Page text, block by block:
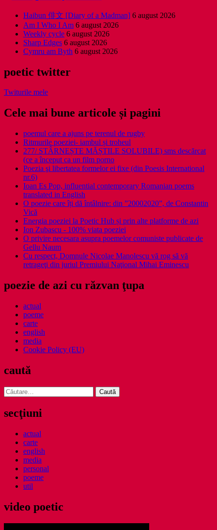
Haibun 俳文 [Diary of a Madman] 6 august 2026
Am I Who I Am 6 august 2026
Weekly cycle 6 august 2026
Sharp Edges 6 august 2026
Cymru am Byth 6 august 2026
poetic twitter
Twiturile mele
Cele mai bune articole și pagini
poemul care a ajuns pe terenul de rugby
Ritmurile poeziei- iambul și troheul
277/ STÂRNEȘTE MĂȘTILE SOLUBILE) sms descărcat
(ce a început ca un film porno
Poezia şi libertatea formelor ei fixe (din Poesis International
nr.6)
Ioan Es Pop, influential contemporary Romanian poems
translated in English
O poezie care îți dă întâlnire: din ”20002020”, de Constantin
Vică
Energia poeziei la Poetic Hub și prin alte platforme de azi
Ion Zubascu - 100% viata poeziei
O privire necesara asupra poemelor comuniste publicate de
Gellu Naum
Cu respect, Domnule Nicolae Manolescu vă rog să vă
retrageţi din juriul Premiului Naţional Mihai Eminescu
poezie de azi cu răzvan ţupa
actual
poeme
carte
english
media
Cookie Policy (EU)
caută
Caută
după:
secţiuni
actual
carte
english
media
personal
poeme
util
video poetic